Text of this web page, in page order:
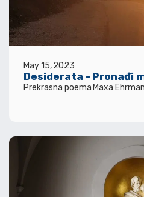
May 15, 2023
Desiderata - Pronađi
Prekrasna poema Maxa